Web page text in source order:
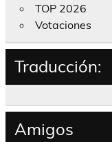
TOP 2026
Votaciones
Traducción:
Amigos